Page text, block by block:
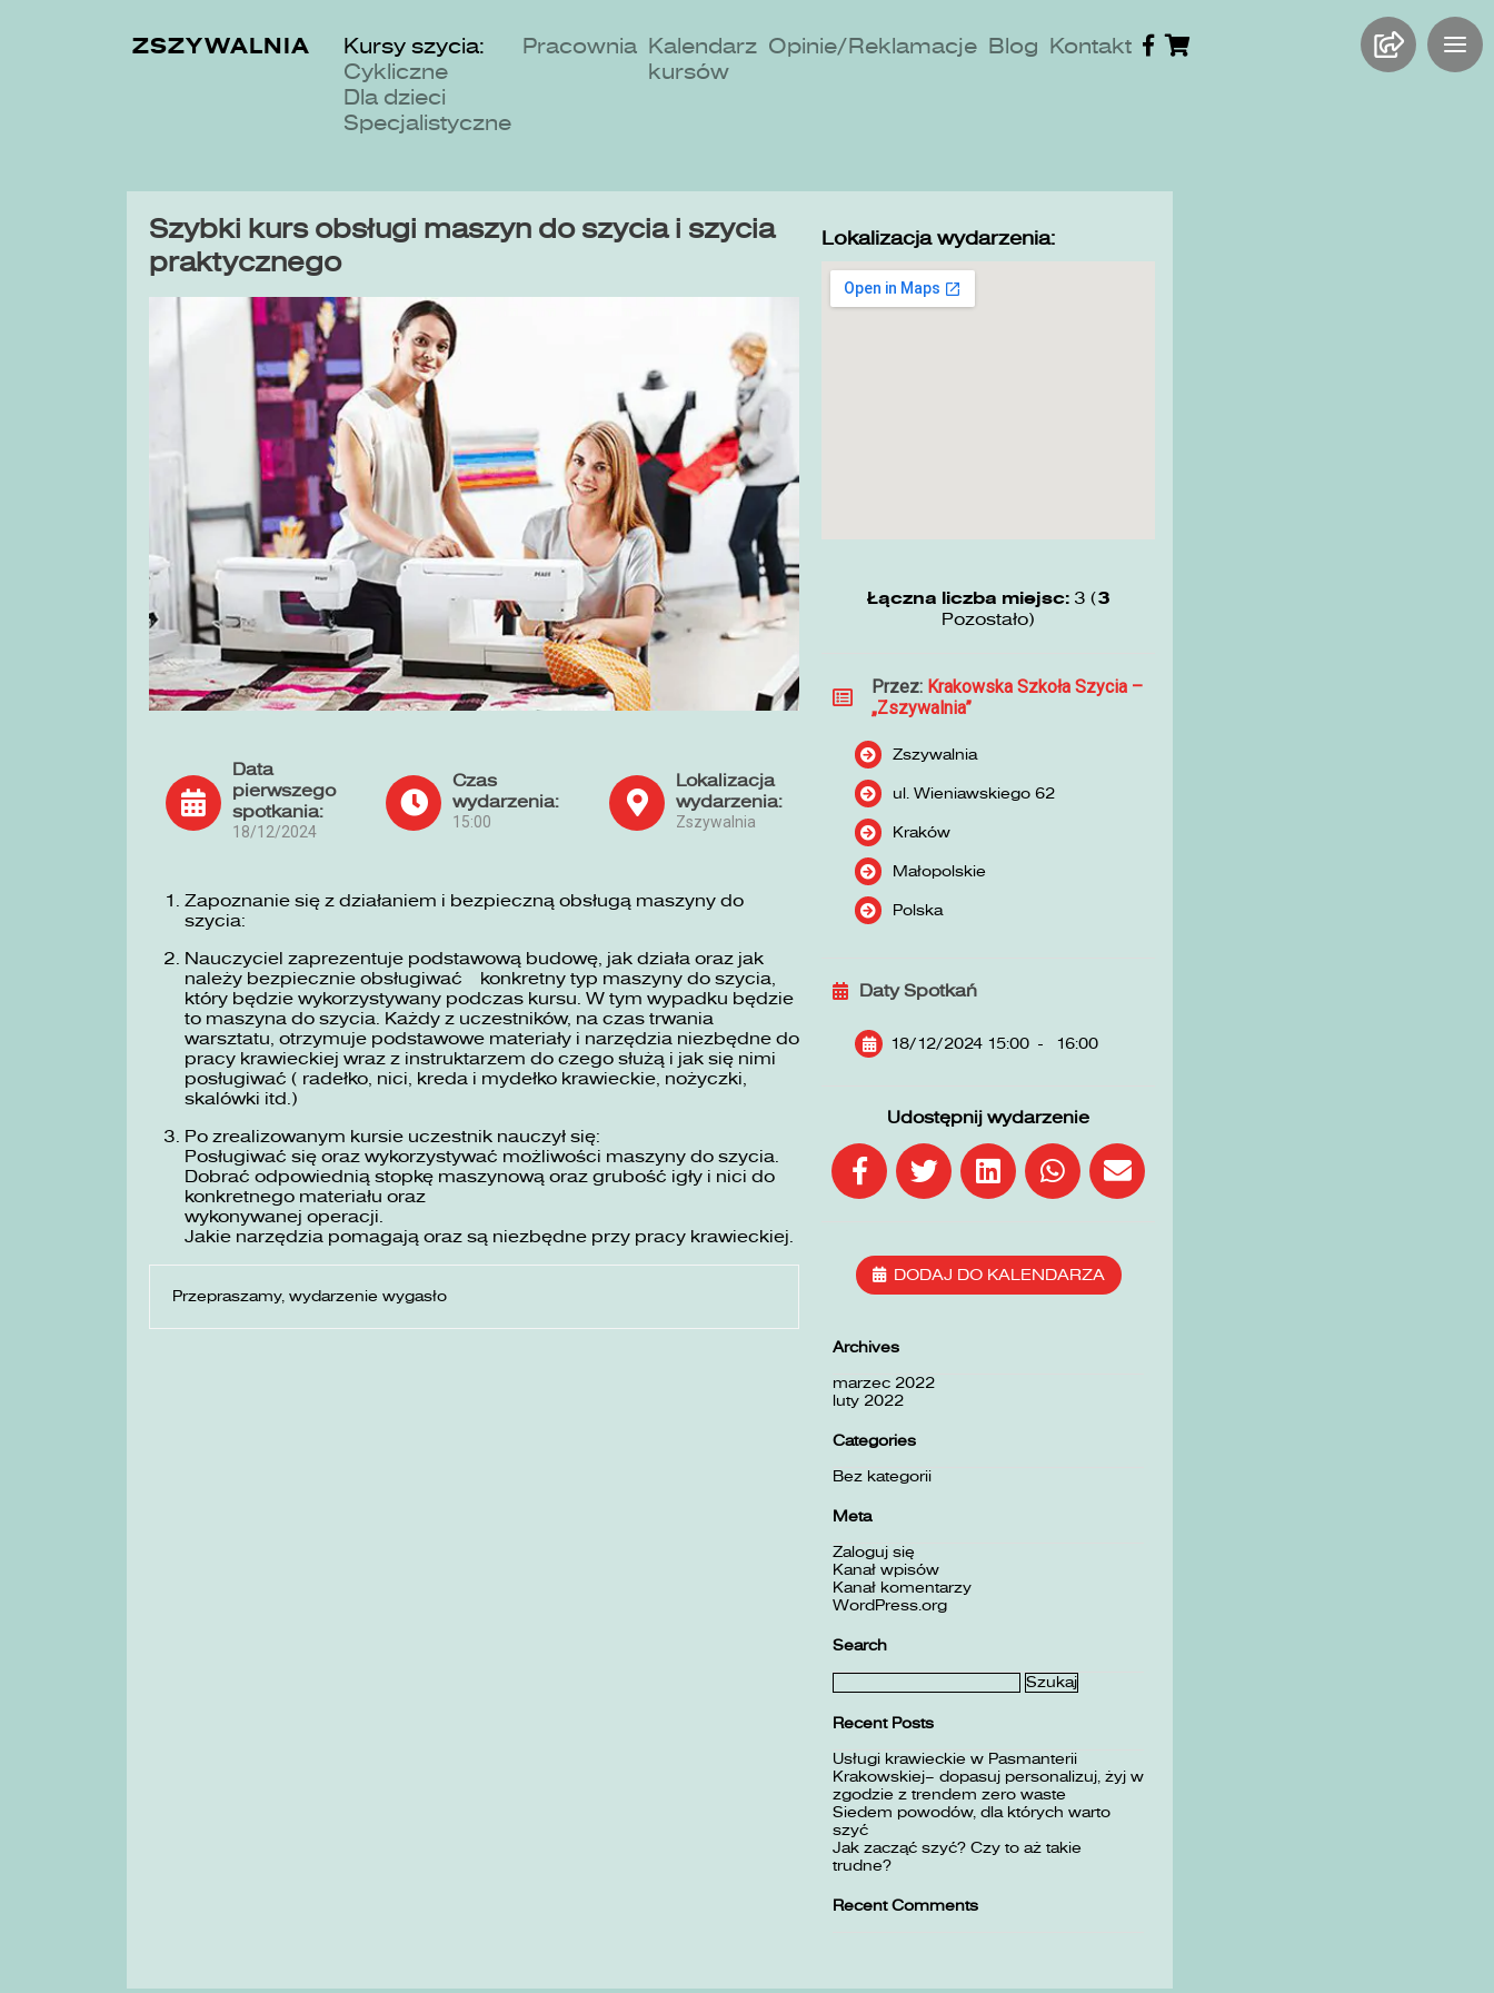
ZSZYWALNIA
Kursy szycia:
Cykliczne
Dla dzieci
Specjalistyczne
Pracownia Kalendarz
kursów
Opinie/Reklamacje Blog Kontakt
Szybki kurs obsługi maszyn do szycia i szycia
praktycznego
Data
pierwszego
spotkania:
18/12/2024
Czas
wydarzenia:
15:00
Lokalizacja
wydarzenia:
Zszywalnia
Zapoznanie się z działaniem i bezpieczną obsługą maszyny do
szycia:
Nauczyciel zaprezentuje podstawową budowę, jak działa oraz jak
należy bezpiecznie obsługiwać konkretny typ maszyny do szycia,
który będzie wykorzystywany podczas kursu. W tym wypadku będzie
to maszyna do szycia. Każdy z uczestników, na czas trwania
warsztatu, otrzymuje podstawowe materiały i narzędzia niezbędne do
pracy krawieckiej wraz z instruktarzem do czego służą i jak się nimi
posługiwać ( radełko, nici, kreda i mydełko krawieckie, nożyczki,
skalówki itd.)
Po zrealizowanym kursie uczestnik nauczył się:
Posługiwać się oraz wykorzystywać możliwości maszyny do szycia.
Dobrać odpowiednią stopkę maszynową oraz grubość igły i nici do
konkretnego materiału oraz
wykonywanej operacji.
Jakie narzędzia pomagają oraz są niezbędne przy pracy krawieckiej.
Przepraszamy, wydarzenie wygasło
Lokalizacja wydarzenia:
Łączna liczba miejsc: 3 (3
Pozostało)
Przez: Krakowska Szkoła Szycia –
„Zszywalnia”
Zszywalnia
ul. Wieniawskiego 62
Kraków
Małopolskie
Polska
Daty Spotkań
18/12/2024 15:00 - 16:00
Udostępnij wydarzenie
DODAJ DO KALENDARZA
Archives
marzec 2022
luty 2022
Categories
Bez kategorii
Meta
Zaloguj się
Kanał wpisów
Kanał komentarzy
WordPress.org
Search
Szukaj:
Recent Posts
Usługi krawieckie w Pasmanterii
Krakowskiej– dopasuj personalizuj, żyj w
zgodzie z trendem zero waste
Siedem powodów, dla których warto
szyć
Jak zacząć szyć? Czy to aż takie
trudne?
Recent Comments